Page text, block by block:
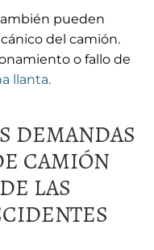
pueden
del camión.
o fallo de
llanta.
DEMANDAS
CAMIÓN
LAS